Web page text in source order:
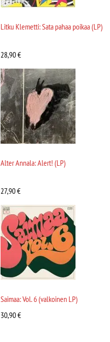
Litku Klemetti: Sata pahaa poikaa (LP)
28,90€
Alter Annala: Alert! (LP)
27,90€
Saimaa: Vol. 6 (valkoinen LP)
30,90€